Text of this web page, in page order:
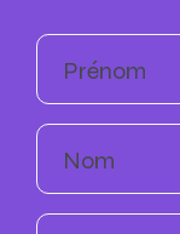
Prénom
Nom